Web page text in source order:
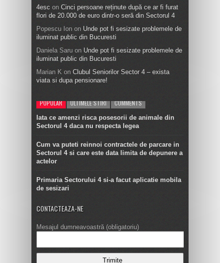
4esc on Cinci persoane reținute după ce ar fi furat
flori de 20.000 de euro dintr-o seră din Sectorul 4
Popescu Ion on Unde pot fi sesizate problemele de
iluminat public din Bucuresti
Daniela Saru on Unde pot fi sesizate problemele de
iluminat public din Bucuresti
Marian K on Clubul Seniorilor Sector 4 – exista
viata si dupa pensionare!
POPULAR ULTIMELE STIRI COMMENTS
Iata ce amenzi risca posesorii de animale din
Sectorul 4 daca nu respecta legea
Cum va puteti reinnoi contractele de parcare in
Sectorul 4 si care este data limita de depunere a
actelor
Primaria Sectorului 4 si-a facut aplicatie mobila
de sesizari
CONTACTEAZA-NE
Mesajul dumneavoastră (obligatoriu)